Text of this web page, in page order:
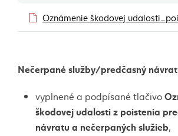
Oznámenie škodovej
Nečerpané služby/predčasný
vyplnené a podpísané tlačivo
škodovej udalosti z poistenia
návratu a nečerpaných služieb,